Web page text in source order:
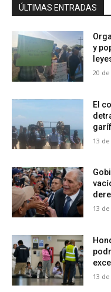
ÚLTIMAS ENTRADAS
y
20
El
13
13
13